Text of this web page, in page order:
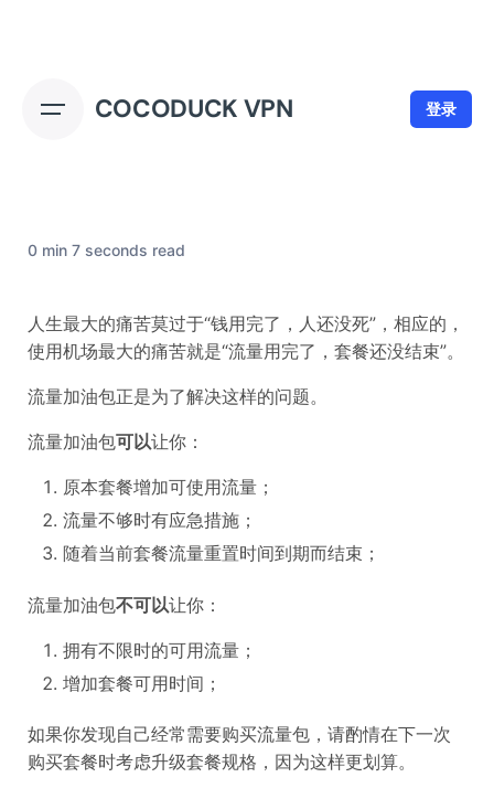
COCODUCK VPN 登录
0 min 7 seconds read
人生最大的痛苦莫过于“钱用完了，人还没死”，相应的，
使用机场最大的痛苦就是“流量用完了，套餐还没结束”。
流量加油包正是为了解决这样的问题。
流量加油包可以让你：
原本套餐增加可使用流量；
流量不够时有应急措施；
随着当前套餐流量重置时间到期而结束；
流量加油包不可以让你：
拥有不限时的可用流量；
增加套餐可用时间；
如果你发现自己经常需要购买流量包，请酌情在下一次
购买套餐时考虑升级套餐规格，因为这样更划算。